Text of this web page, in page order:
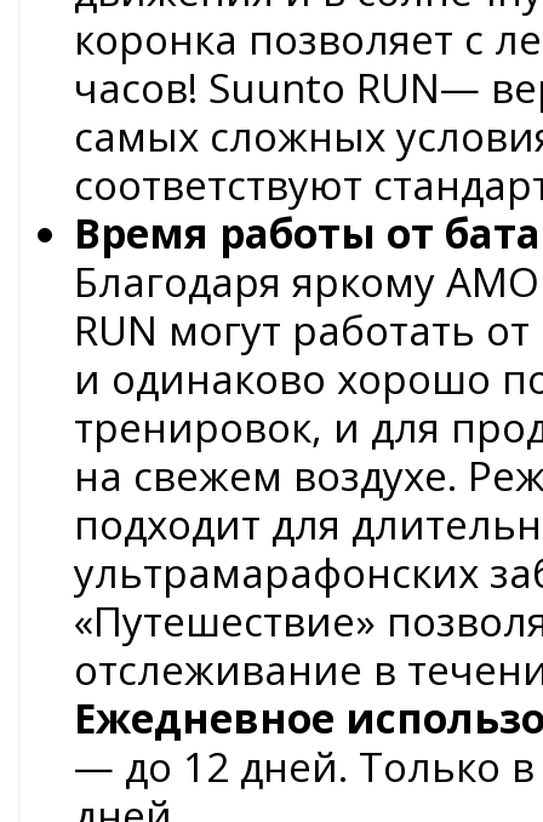
коронка позволяет с
часов! Suunto RUN—
самых сложных
соответствуют
Время работы от
Благодаря яркому
RUN могут работать
и одинаково хорошо
тренировок, и для
на свежем воздухе.
подходит для
ультрамарафонских
«Путешествие»
отслеживание в
Ежедневное
— до 12 дней. Только